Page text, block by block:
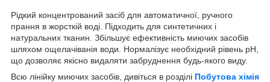
Рідкий концентрований засіб для автоматичної, ручного
прання в жорсткій воді. Підходить для синтетичних і
натуральних тканин. Збільшує ефективність миючих засобів
шляхом ощелачіванія води. Нормалізує необхідний рівень pH,
що дозволяє якісно видаляти забруднення будь-якого виду.
Всю лінійку миючих засобів, дивіться в розділі Побутова хімія